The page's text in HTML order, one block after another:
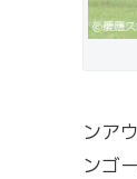
ンア
ンゴ